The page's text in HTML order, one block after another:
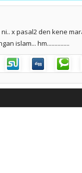
x pasal2 den kene
islam... hm...............